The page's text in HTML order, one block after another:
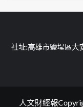
社址:高雄市鹽埕區
人文財經報